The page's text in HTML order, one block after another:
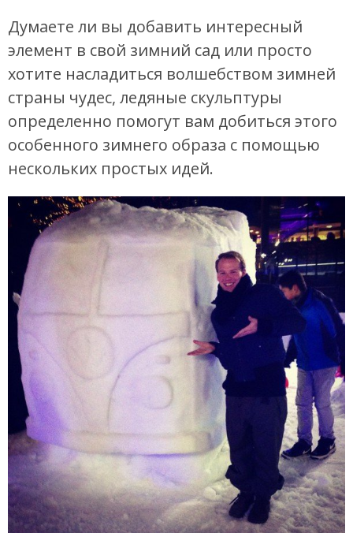
Думаете ли вы добавить интересный
элемент в свой зимний сад или просто
хотите насладиться волшебством зимней
страны чудес, ледяные скульптуры
определенно помогут вам добиться этого
особенного зимнего образа с помощью
нескольких простых идей.